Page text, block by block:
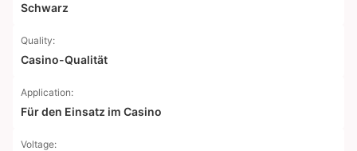
Schwarz
Quality:
Casino-Qualität
Application:
Für den Einsatz im Casino
Voltage: